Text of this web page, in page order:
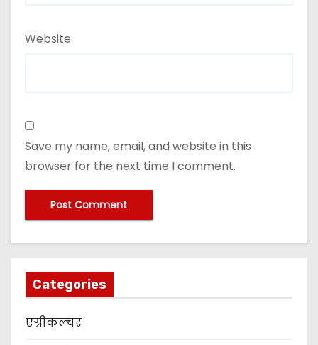
Website
Save my name, email, and website in this
browser for the next time I comment.
Categories
एग्रीकल्चर